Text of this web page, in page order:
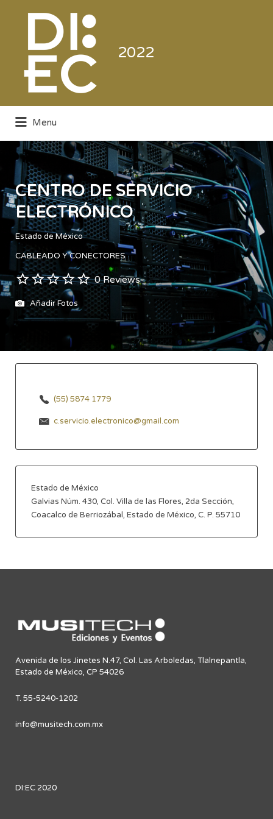
2022
Electrónica de Consumo y Comercial
Buscar
Menu
CENTRO DE SERVICIO
ELECTRÓNICO
Estado de México
CABLEADO Y CONECTORES
0 Reviews
Añadir Fotos
(55) 5874 1779
c.servicio.electronico@gmail.com
Estado de México
Galvias Núm. 430, Col. Villa de las Flores, 2da Sección,
Coacalco de Berriozábal, Estado de México, C. P. 55710
Avenida de los Jinetes N.47, Col. Las Arboledas, Tlalnepantla,
Estado de México, CP 54026
T. 55-5240-1202
info@musitech.com.mx
DI:EC 2020